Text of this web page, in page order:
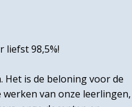
liefst 98,5%!
is de beloning voor de
van onze leerlingen,